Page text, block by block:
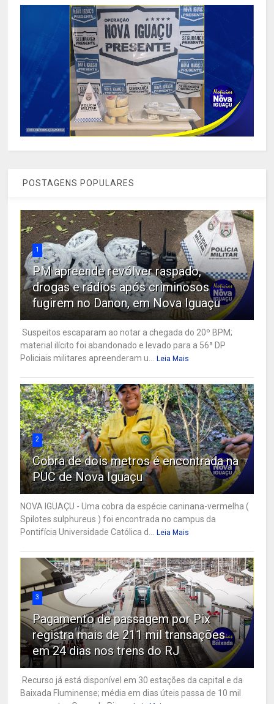
POSTAGENS POPULARES
1
PM apreende revólver raspado,
drogas e rádios após criminosos
fugirem no Danon, em Nova Iguaçu
Suspeitos escaparam ao notar a chegada do 20º BPM;
material ilícito foi abandonado e levado para a 56ª DP
Policiais militares apreenderam u...
Leia Mais
2
Cobra de dois metros é encontrada na
PUC de Nova Iguaçu
NOVA IGUAÇU - Uma cobra da espécie caninana-vermelha (
Spilotes sulphureus ) foi encontrada no campus da
Pontifícia Universidade Católica d...
Leia Mais
3
Pagamento de passagem por Pix
registra mais de 211 mil transações
em 24 dias nos trens do RJ
Recurso já está disponível em 30 estações da capital e da
Baixada Fluminense; média em dias úteis passa de 10 mil